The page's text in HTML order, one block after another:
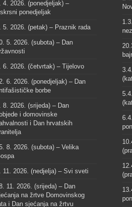
4. 2026. (ponedjeljak) –
ponedjeljak
5. 2026. (petak) – Praznik rada
5. 2026. (subota) – Dan
6. 2026. (četvrtak) – Tijelovo
6. 2026. (ponedjeljak) – Dan
borbe
8. 2026. (srijeda) – Dan
i domovinske
i Dan hrvatskih
8. 2026. (subota) – Velika
11. 2026. (nedjelja) – Svi sveti
11. 2026. (srijeda) – Dan
na žrtve Domovinskog
i Dan sjećanja na žrtvu